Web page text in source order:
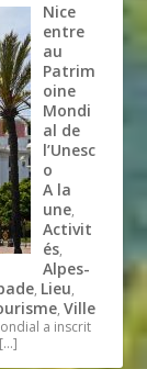
Nice
entre
au
Patrim
oine
Mondi
al de
l’Unesc
o
A la
une,
Activit
és,
Alpes-
, Lieu,
,Ville
a inscrit
[…]